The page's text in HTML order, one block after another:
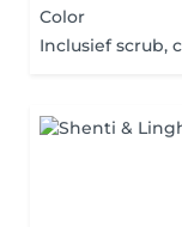
Color
Inclusief scrub,